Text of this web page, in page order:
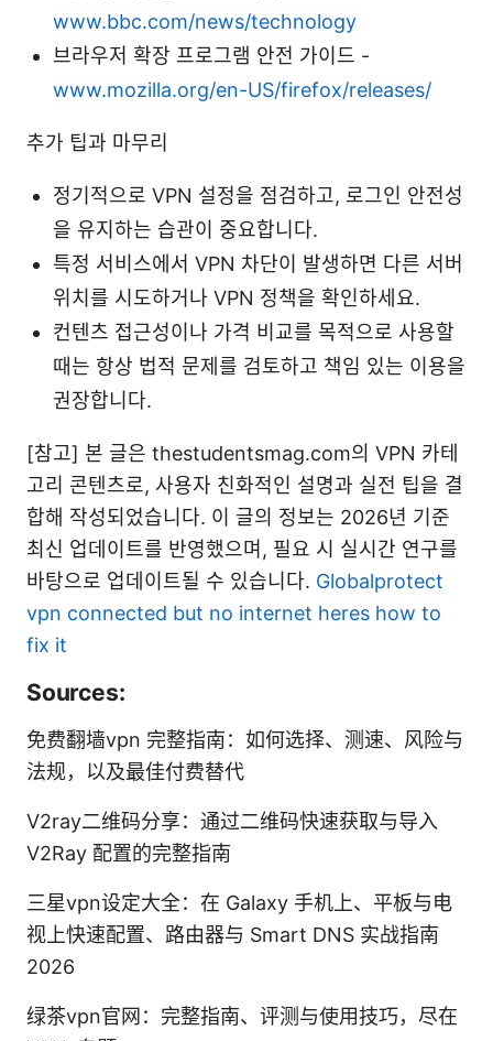
www.bbc.com/news/technology
브라우저 확장 프로그램 안전 가이드 -
www.mozilla.org/en-US/firefox/releases/
추가 팁과 마무리
정기적으로 VPN 설정을 점검하고, 로그인 안전성
을 유지하는 습관이 중요합니다.
특정 서비스에서 VPN 차단이 발생하면 다른 서버
위치를 시도하거나 VPN 정책을 확인하세요.
컨텐츠 접근성이나 가격 비교를 목적으로 사용할
때는 항상 법적 문제를 검토하고 책임 있는 이용을
권장합니다.
[참고] 본 글은 thestudentsmag.com의 VPN 카테
고리 콘텐츠로, 사용자 친화적인 설명과 실전 팁을 결
합해 작성되었습니다. 이 글의 정보는 2026년 기준
최신 업데이트를 반영했으며, 필요 시 실시간 연구를
바탕으로 업데이트될 수 있습니다. Globalprotect
vpn connected but no internet heres how to
fix it
Sources:
免费翻墙vpn 完整指南：如何选择、测速、风险与
法规，以及最佳付费替代
V2ray二维码分享：通过二维码快速获取与导入
V2Ray 配置的完整指南
三星vpn设定大全：在 Galaxy 手机上、平板与电
视上快速配置、路由器与 Smart DNS 实战指南
2026
绿茶vpn官网：完整指南、评测与使用技巧，尽在